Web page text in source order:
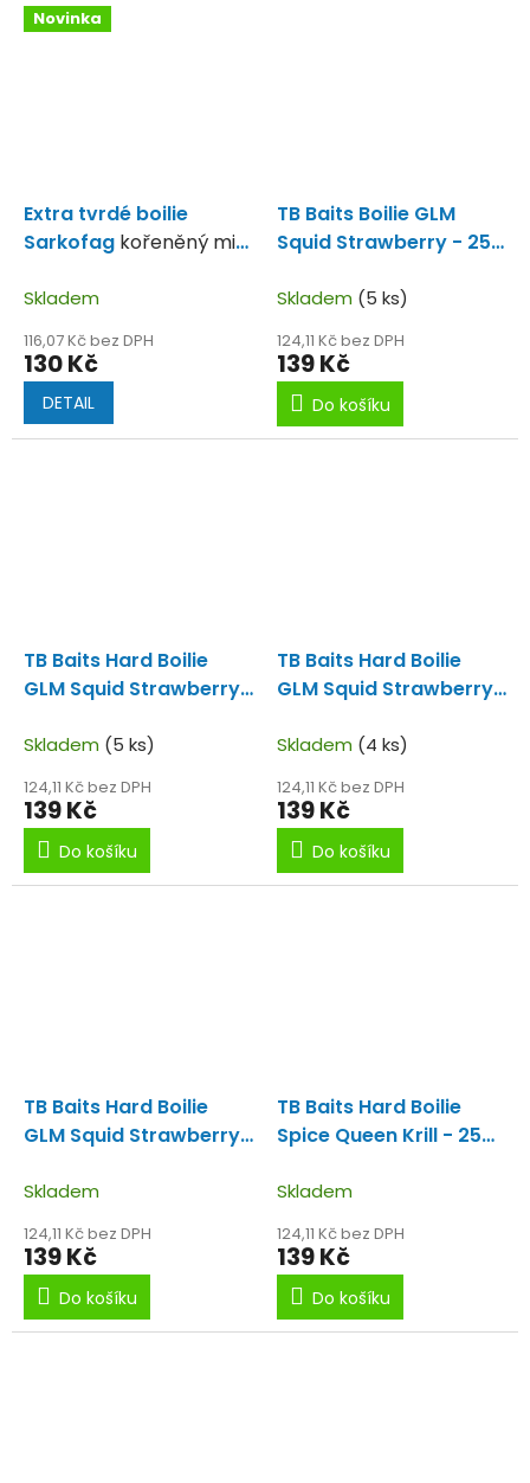
Novinka
Extra tvrdé boilie
Sarkofag kořeněný mix,
Skladem
116,07 Kč bez DPH
130 Kč
DETAIL
TB Baits Boilie GLM
Squid Strawberry - 250
Skladem (5 ks)
124,11 Kč bez DPH
139 Kč
Do košíku
TB Baits Hard Boilie
GLM Squid Strawberry
Skladem (5 ks)
124,11 Kč bez DPH
139 Kč
Do košíku
TB Baits Hard Boilie
GLM Squid Strawberry
Skladem (4 ks)
124,11 Kč bez DPH
139 Kč
Do košíku
TB Baits Hard Boilie
GLM Squid Strawberry
Skladem
124,11 Kč bez DPH
139 Kč
Do košíku
TB Baits Hard Boilie
Spice Queen Krill - 250
Skladem
124,11 Kč bez DPH
139 Kč
Do košíku